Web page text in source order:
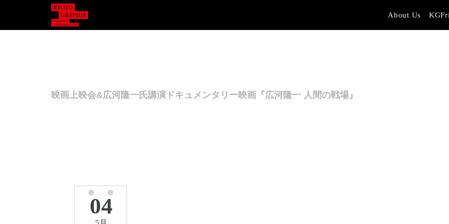
About Us
映画上映会&広河隆一氏講演ドキュメンタリー映画『広河隆一 人間の戦場』
04